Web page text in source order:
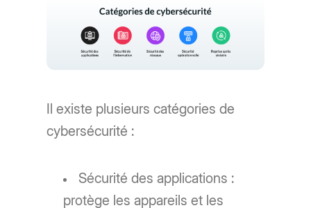
Il existe plusieurs catégories de
cybersécurité :
Sécurité des applications :
protège les appareils et les